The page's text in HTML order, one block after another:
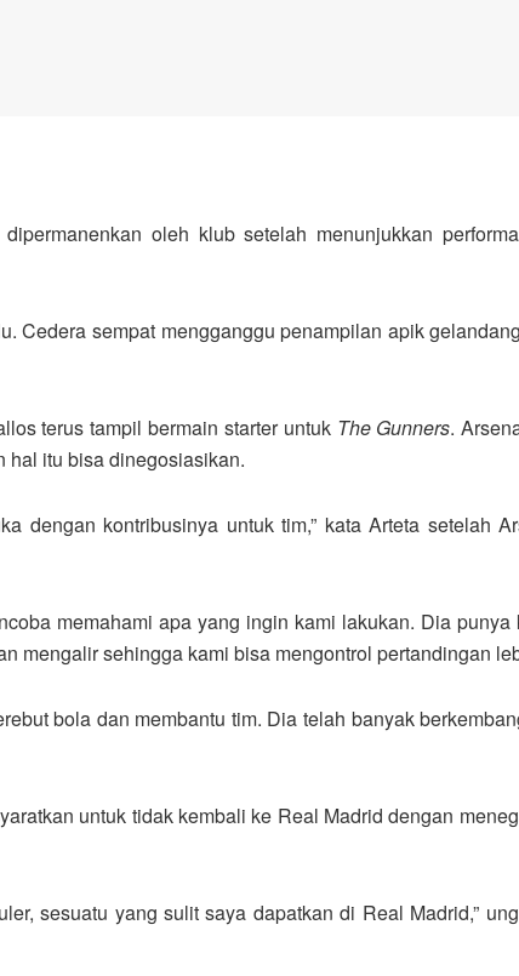
oleh klub setelah menunjukkan
Cedera sempat mengganggu penampilan apik
terus tampil bermain starter untuk The Gunners.
hal itu bisa dinegosiasikan.
dengan kontribusinya untuk tim,” kata Arteta setelah
memahami apa yang ingin kami lakukan. Dia punya
mengalir sehingga kami bisa mengontrol pertandingan
bola dan membantu tim. Dia telah banyak
untuk tidak kembali ke Real Madrid dengan
sesuatu yang sulit saya dapatkan di Real Madrid,”